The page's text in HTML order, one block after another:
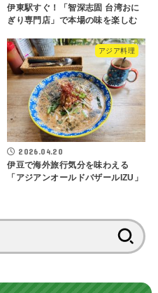
伊東駅すぐ！「智深志固 台湾おに
ぎり専門店」で本場の味を楽しむ
アジア料理
2026.04.20
伊豆で海外旅行気分を味わえる
「アジアンオールドバザールIZU」
索: